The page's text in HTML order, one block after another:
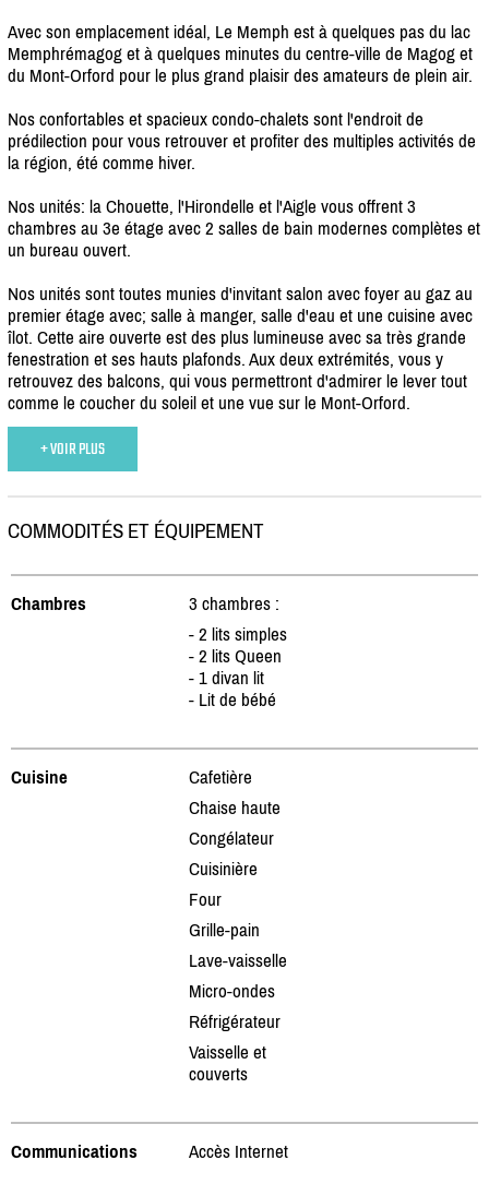
Avec son emplacement idéal, Le Memph est à quelques pas du lac
Memphrémagog et à quelques minutes du centre-ville de Magog et
du Mont-Orford pour le plus grand plaisir des amateurs de plein air.
Nos confortables et spacieux condo-chalets sont l'endroit de
prédilection pour vous retrouver et profiter des multiples activités de
la région, été comme hiver.
Nos unités: la Chouette, l'Hirondelle et l'Aigle vous offrent 3
chambres au 3e étage avec 2 salles de bain modernes complètes et
un bureau ouvert.
Nos unités sont toutes munies d'invitant salon avec foyer au gaz au
premier étage avec; salle à manger, salle d'eau et une cuisine avec
îlot. Cette aire ouverte est des plus lumineuse avec sa très grande
fenestration et ses hauts plafonds. Aux deux extrémités, vous y
retrouvez des balcons, qui vous permettront d'admirer le lever tout
comme le coucher du soleil et une vue sur le Mont-Orford.
+ VOIR PLUS
COMMODITÉS ET ÉQUIPEMENT
Chambres
3 chambres :
- 2 lits simples
- 2 lits Queen
- 1 divan lit
- Lit de bébé
Cuisine
Cafetière
Chaise haute
Congélateur
Cuisinière
Four
Grille-pain
Lave-vaisselle
Micro-ondes
Réfrigérateur
Vaisselle et
couverts
Communications Accès Internet